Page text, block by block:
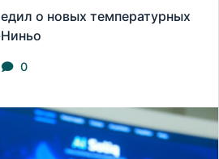
о новых температурных
0